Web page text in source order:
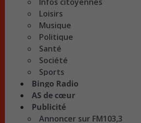
Loisirs
Musique
Politique
Santé
Société
Sports
Bingo Radio
AS de cœur
Publicité
Annoncer sur FM103,3